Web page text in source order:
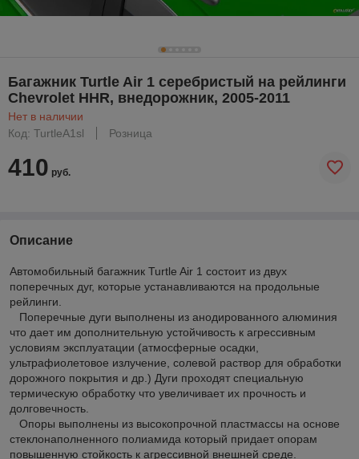
Багажник Turtle Air 1 серебристый на рейлинги
Chevrolet HHR, внедорожник, 2005-2011
Нет в наличии
Код: TurtleA1sl
Розница
410 руб.
Описание
Автомобильный багажник Turtle Air 1 состоит из двух
поперечных дуг, которые устанавливаются на продольные
рейлинги.
Поперечные дуги выполнены из анодированного алюминия
что дает им дополнительную устойчивость к агрессивным
условиям эксплуатации (атмосферные осадки,
ультрафиолетовое излучение, солевой раствор для обработки
дорожного покрытия и др.) Дуги проходят специальную
термическую обработку что увеличивает их прочность и
долговечность.
Опоры выполнены из высокопрочной пластмассы на основе
стеклонаполненного полиамида который придает опорам
повышенную стойкость к агрессивной внешней среде.